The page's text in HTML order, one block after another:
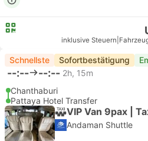
inklusive Steuern
Schnellste Sofortbestätigung
--:-- --:-- 2h, 15m
Chanthaburi
Pattaya Hotel Transfer
VIP Van 9pax |
Andaman Shuttle